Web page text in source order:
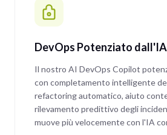
DevOps Potenziato dall'IA
Il nostro AI DevOps Copilot
con completamento intelligente
refactoring automatico, aiuto
rilevamento predittivo degli
muove più velocemente con l'IA